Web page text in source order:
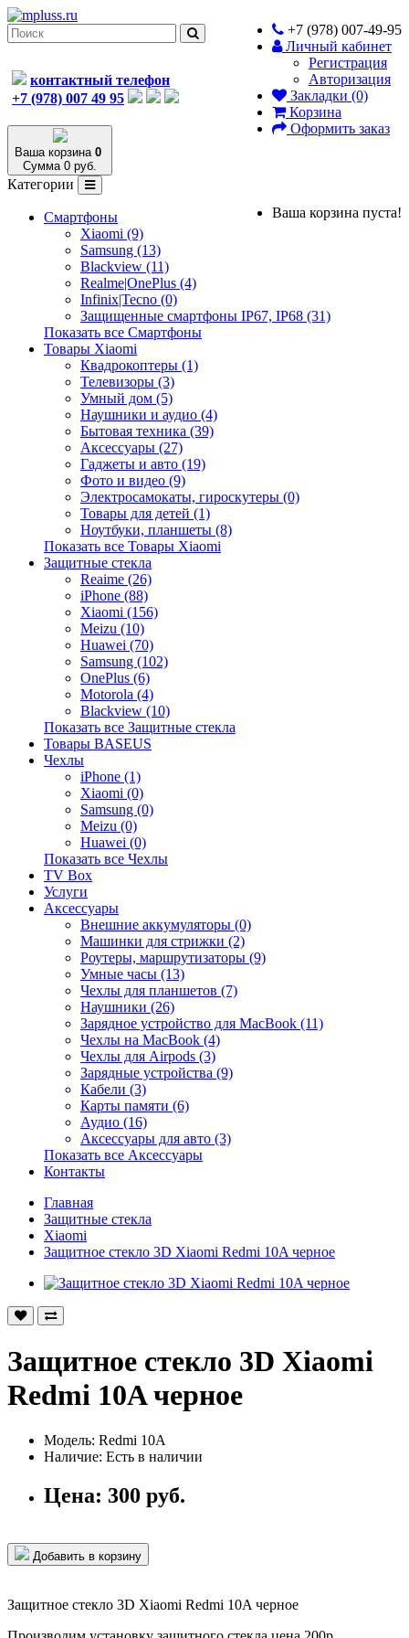
+7 (978) 007-49-95
Личный кабинет
Регистрация
Авторизация
Закладки (0)
Корзина
Оформить заказ
контактный телефон
+7 (978) 007 49 95
Ваша корзина 0
Сумма 0 руб.
Ваша корзина пуста!
Категории
Смартфоны
Xiaomi (9)
Samsung (13)
Blackview (11)
Realme|OnePlus (4)
Infinix|Tecno (0)
Защищенные смартфоны IP67, IP68 (31)
Показать все Смартфоны
Товары Xiaomi
Квадрокоптеры (1)
Телевизоры (3)
Умный дом (5)
Наушники и аудио (4)
Бытовая техника (39)
Аксессуары (27)
Гаджеты и авто (19)
Фото и видео (9)
Электросамокаты, гироскутеры (0)
Товары для детей (1)
Ноутбуки, планшеты (8)
Показать все Товары Xiaomi
Защитные стекла
Reaime (26)
iPhone (88)
Xiaomi (156)
Meizu (10)
Huawei (70)
Samsung (102)
OnePlus (6)
Motorola (4)
Blackview (10)
Показать все Защитные стекла
Товары BASEUS
Чехлы
iPhone (1)
Xiaomi (0)
Samsung (0)
Meizu (0)
Huawei (0)
Показать все Чехлы
TV Box
Услуги
Аксессуары
Внешние аккумуляторы (0)
Машинки для стрижки (2)
Роутеры, маршрутизаторы (9)
Умные часы (13)
Чехлы для планшетов (7)
Наушники (26)
Зарядное устройство для MacBook (11)
Чехлы на MacBook (4)
Чехлы для Airpods (3)
Зарядные устройства (9)
Кабели (3)
Карты памяти (6)
Аудио (16)
Аксессуары для авто (3)
Показать все Аксессуары
Контакты
Главная
Защитные стекла
Xiaomi
Защитное стекло 3D Xiaomi Redmi 10A черное
Защитное стекло 3D Xiaomi
Redmi 10A черное
Модель: Redmi 10A
Наличие: Есть в наличии
Цена: 300 руб.
Добавить в корзину
Защитное стекло 3D Xiaomi Redmi 10A черное